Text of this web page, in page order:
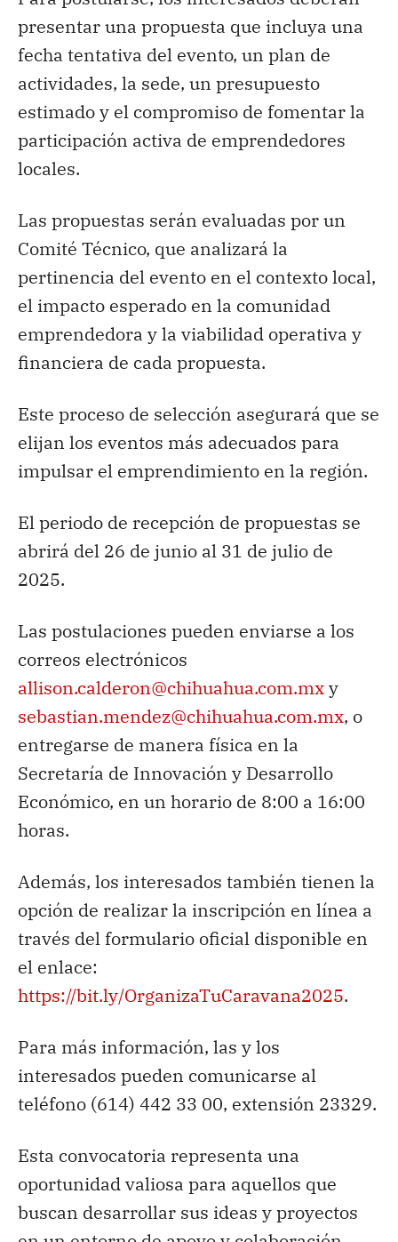
presentar una propuesta que incluya una
fecha tentativa del evento, un plan de
actividades, la sede, un presupuesto
estimado y el compromiso de fomentar la
participación activa de emprendedores
locales.
Las propuestas serán evaluadas por un
Comité Técnico, que analizará la
pertinencia del evento en el contexto local,
el impacto esperado en la comunidad
emprendedora y la viabilidad operativa y
financiera de cada propuesta.
Este proceso de selección asegurará que se
elijan los eventos más adecuados para
impulsar el emprendimiento en la región.
El periodo de recepción de propuestas se
abrirá del 26 de junio al 31 de julio de
2025.
Las postulaciones pueden enviarse a los
correos electrónicos
allison.calderon@chihuahua.com.mxy
sebastian.mendez@chihuahua.com.mx, o
entregarse de manera física en la
Secretaría de Innovación y Desarrollo
Económico, en un horario de 8:00 a 16:00
horas.
Además, los interesados también tienen la
opción de realizar la inscripción en línea a
través del formulario oficial disponible en
el enlace:
https://bit.ly/OrganizaTuCaravana2025.
Para más información, las y los
interesados pueden comunicarse al
teléfono (614) 442 33 00, extensión 23329.
Esta convocatoria representa una
oportunidad valiosa para aquellos que
buscan desarrollar sus ideas y proyectos